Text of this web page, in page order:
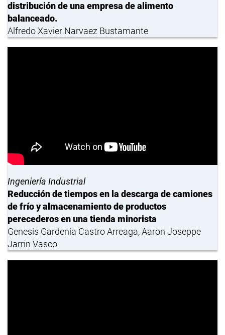
distribución de una empresa de alimento
balanceado.
Alfredo Xavier Narvaez Bustamante
Ingeniería Industrial
Reducción de tiempos en la descarga de camiones
de frío y almacenamiento de productos
perecederos en una tienda minorista
Genesis Gardenia Castro Arreaga, Aaron Joseppe
Jarrin Vasco